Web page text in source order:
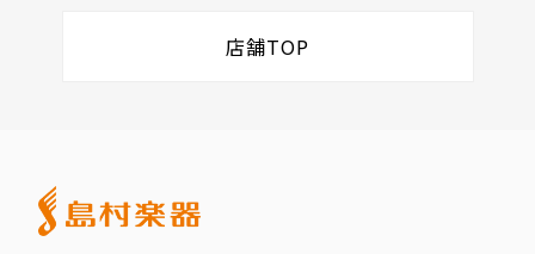
店舗TOP